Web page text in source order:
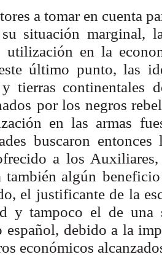
a tomar en cuenta
situación marginal,
utilización en la
último punto, las
tierras continentales
por los negros
en las armas
buscaron
a los
también algún
el justificante de la
y tampoco el de una
español, debido a la
económicos